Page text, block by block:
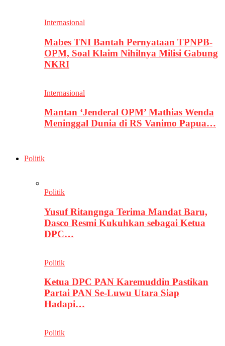
Internasional
Mabes TNI Bantah Pernyataan TPNPB-
OPM, Soal Klaim Nihilnya Milisi Gabung
NKRI
Internasional
Mantan ‘Jenderal OPM’ Mathias Wenda
Meninggal Dunia di RS Vanimo Papua…
Politik
Politik
Yusuf Ritangnga Terima Mandat Baru,
Dasco Resmi Kukuhkan sebagai Ketua
DPC…
Politik
Ketua DPC PAN Karemuddin Pastikan
Partai PAN Se-Luwu Utara Siap
Hadapi…
Politik